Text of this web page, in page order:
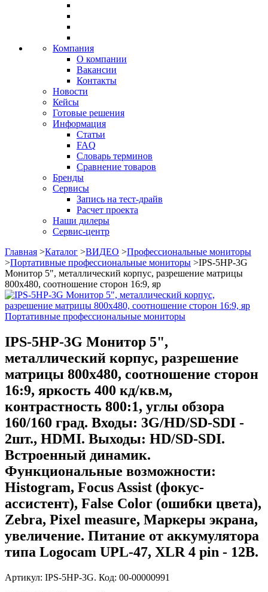
Компания
О компании
Вакансии
Контакты
Новости
Кейсы
Готовые решения
Информация
Статьи
FAQ
Словарь терминов
Сравнение товаров
Бренды
Сервисы
Запись на тест-драйв
Расчет проекта
Наши дилеры
Сервис-центр
Главная >Каталог >ВИДЕО >Профессиональные мониторы
>Портативные профессиональные мониторы >IPS-5HP-3G
Монитор 5", металлический корпус, разрешение матрицы
800х480, соотношение сторон 16:9, яр
Портативные профессиональные мониторы
IPS-5HP-3G Монитор 5",
металлический корпус, разрешение
матрицы 800х480, соотношение сторон
16:9, яркость 400 кд/кв.м,
контрастность 800:1, углы обзора
160/160 град. Входы: 3G/HD/SD-SDI -
2шт., HDMI. Выходы: HD/SD-SDI.
Встроенный динамик.
Функциональные возможности:
Histogram, Focus Assist (фокус-
ассистент), False Color (ошибки цвета),
Zebra, Pixel measure, Маркеры экрана,
увеличение. Питание от аккумулятора
типа Logocam UPL-47, XLR 4 pin - 12В.
Артикул: IPS-5HP-3G. Код: 00-00000991